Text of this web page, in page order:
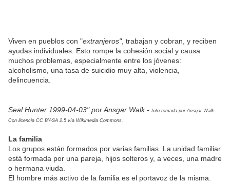
Viven en pueblos con "extranjeros", trabajan y cobran, y reciben
ayudas individuales. Esto rompe la cohesión social y causa
muchos problemas, especialmente entre los jóvenes:
alcoholismo, una tasa de suicidio muy alta, violencia,
delincuencia.
Seal Hunter 1999-04-03" por Ansgar Walk - foto tomada por Ansgar Walk.
Con licencia CC BY-SA 2.5 vía Wikimedia Commons.
La familia
Los grupos están formados por varias familias. La unidad familiar
está formada por una pareja, hijos solteros y, a veces, una madre
o hermana viuda.
El hombre más activo de la familia es el portavoz de la misma.